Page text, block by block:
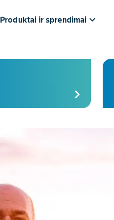
Produktai ir sprendimai keyboard_arrow_down
chevron_right